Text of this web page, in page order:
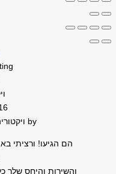
by
הם הגיעו! ורציתי
והשירות והיחס שלך